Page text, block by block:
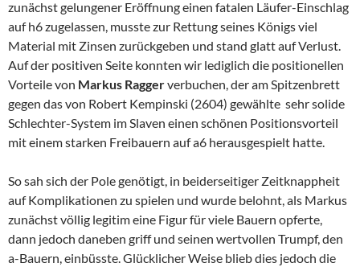
zunächst gelungener Eröffnung einen fatalen Läufer-Einschlag
auf h6 zugelassen, musste zur Rettung seines Königs viel
Material mit Zinsen zurückgeben und stand glatt auf Verlust.
Auf der positiven Seite konnten wir lediglich die positionellen
Vorteile von Markus Raggerverbuchen, der am Spitzenbrett
gegen das von Robert Kempinski (2604) gewählte sehr solide
Schlechter-System im Slaven einen schönen Positionsvorteil
mit einem starken Freibauern auf a6 herausgespielt hatte.
So sah sich der Pole genötigt, in beiderseitiger Zeitknappheit
auf Komplikationen zu spielen und wurde belohnt, als Markus
zunächst völlig legitim eine Figur für viele Bauern opferte,
dann jedoch daneben griff und seinen wertvollen Trumpf, den
a-Bauern, einbüsste. Glücklicher Weise blieb dies jedoch die